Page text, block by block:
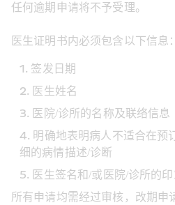
任何逾期申请将不予受理。
医生证明书内必须包含以下信息：
签发日期
医生姓名
医院/诊所的名称及联络信息
明确地表明病人不适合在预
细的病情描述/诊断
医生签名和/或医院/诊所的
所有申请均需经过审核，改期申